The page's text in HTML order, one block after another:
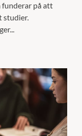
funderar på att
studier.